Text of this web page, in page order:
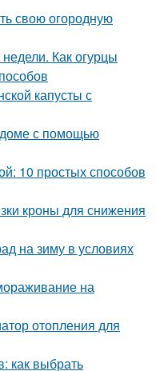
свою огородную
Как огурцы
капусты с
доме с помощью
10 простых способов
кроны для снижения
на зиму в условиях
на
отопления для
как выбрать